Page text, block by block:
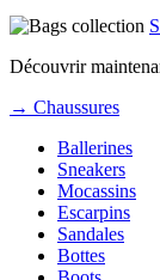
Découvrir
→ Chaussures
Ballerines
Sneakers
Mocassins
Escarpins
Sandales
Bottes